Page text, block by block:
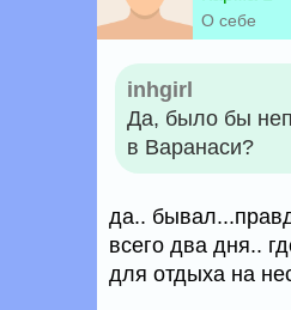
О себе
inhgirl
Да, было бы
в Варанаси?
да..
всего два дня..
для отдыха на